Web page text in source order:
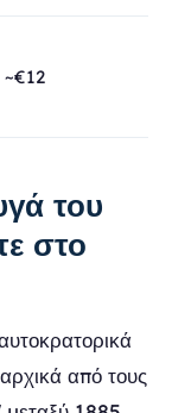
~€12
του
στο
από τους